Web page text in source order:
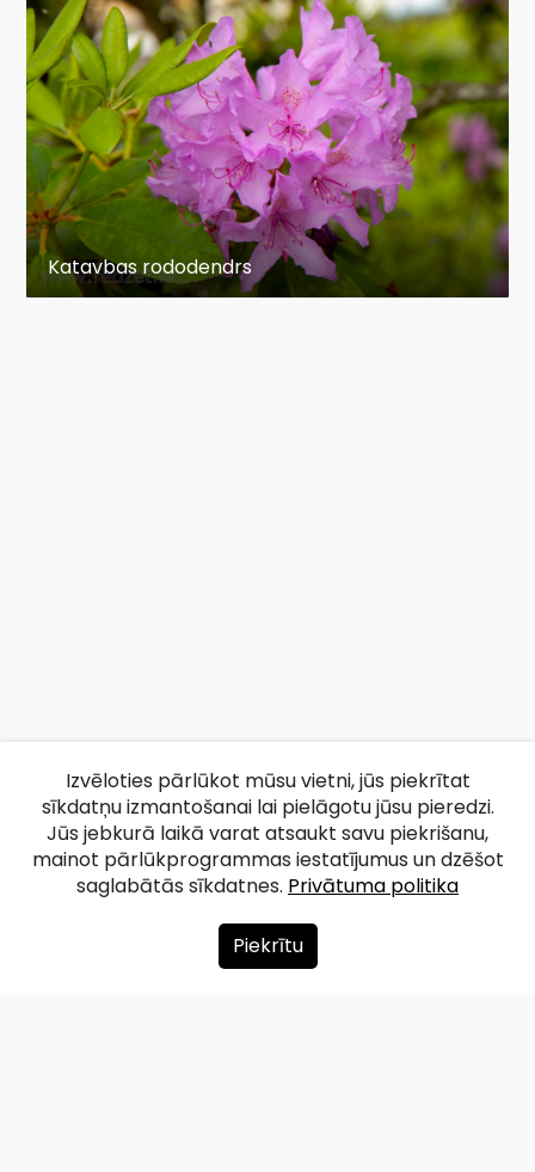
Katavbas rododendrs
Par mums
Izvēloties pārlūkot mūsu vietni, jūs piekrītat
sīkdatņu izmantošanai lai pielāgotu jūsu pieredzi.
Jūs jebkurā laikā varat atsaukt savu piekrišanu,
mainot pārlūkprogrammas iestatījumus un dzēšot
saglabātās sīkdatnes. Privātuma politika
Piekrītu